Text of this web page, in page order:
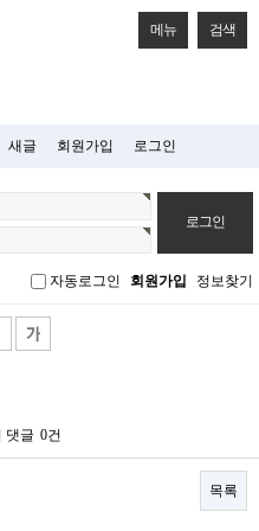
메뉴 검색
새글 회원가입 로그인
자동로그인 회원가입 정보찾기
댓글 0건
목록